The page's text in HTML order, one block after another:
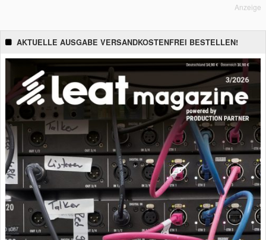
Anzeige
AKTUELLE AUSGABE VERSANDKOSTENFREI BESTELLEN!